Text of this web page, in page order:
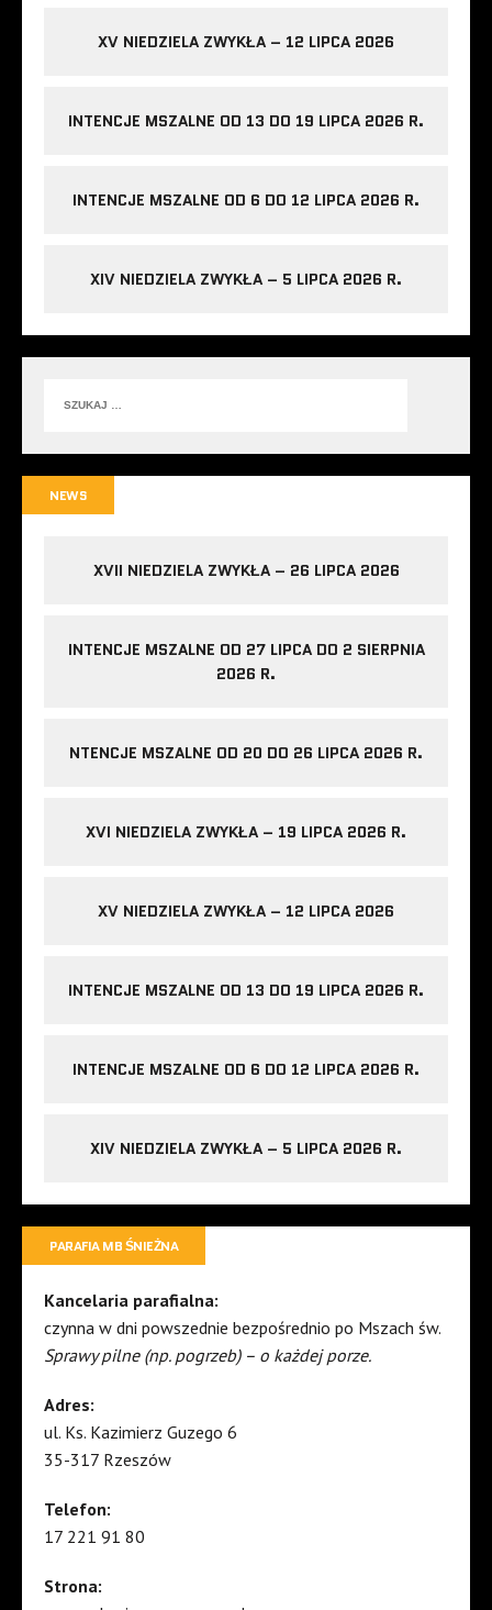
XV NIEDZIELA ZWYKŁA – 12 LIPCA 2026
INTENCJE MSZALNE OD 13 DO 19 LIPCA 2026 R.
INTENCJE MSZALNE OD 6 DO 12 LIPCA 2026 R.
XIV NIEDZIELA ZWYKŁA – 5 LIPCA 2026 R.
NEWS
XVII NIEDZIELA ZWYKŁA – 26 LIPCA 2026
INTENCJE MSZALNE OD 27 LIPCA DO 2 SIERPNIA
2026 R.
NTENCJE MSZALNE OD 20 DO 26 LIPCA 2026 R.
XVI NIEDZIELA ZWYKŁA – 19 LIPCA 2026 R.
XV NIEDZIELA ZWYKŁA – 12 LIPCA 2026
INTENCJE MSZALNE OD 13 DO 19 LIPCA 2026 R.
INTENCJE MSZALNE OD 6 DO 12 LIPCA 2026 R.
XIV NIEDZIELA ZWYKŁA – 5 LIPCA 2026 R.
PARAFIA MB ŚNIEŻNA
Kancelaria parafialna:
czynna w dni powszednie bezpośrednio po Mszach św.
Sprawy pilne (np. pogrzeb) – o każdej porze.
Adres:
ul. Ks. Kazimierz Guzego 6
35-317 Rzeszów
Telefon:
17 221 91 80
Strona: